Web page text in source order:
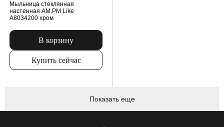
Мыльница стеклянная
настенная AM.PM Like
A8034200 хром
В корзину
Купить сейчас
Показать еще